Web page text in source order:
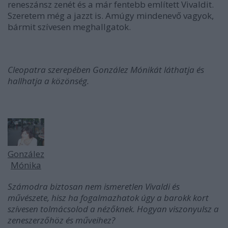
reneszánsz zenét és a már fentebb említett Vivaldit.
Szeretem még a jazzt is. Amúgy mindenevő vagyok,
bármit szívesen meghallgatok.
Cleopatra szerepében González Mónikát láthatja és
hallhatja a közönség.
González
Mónika
Számodra biztosan nem ismeretlen Vivaldi és
művészete, hisz ha fogalmazhatok úgy a barokk kort
szívesen tolmácsolod a nézőknek. Hogyan viszonyulsz a
zeneszerzőhöz és műveihez?